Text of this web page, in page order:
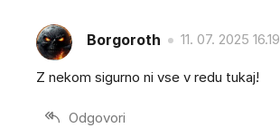
Borgoroth 11. 07. 2025 16.19
Z nekom sigurno ni vse v redu tukaj!
Odgovori